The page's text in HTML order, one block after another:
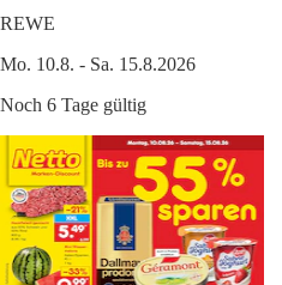
REWE
Mo. 10.8. - Sa. 15.8.2026
Noch 6 Tage gültig